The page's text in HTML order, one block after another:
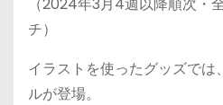
チ）
イラストを使ったグッズでは
ルが登場。